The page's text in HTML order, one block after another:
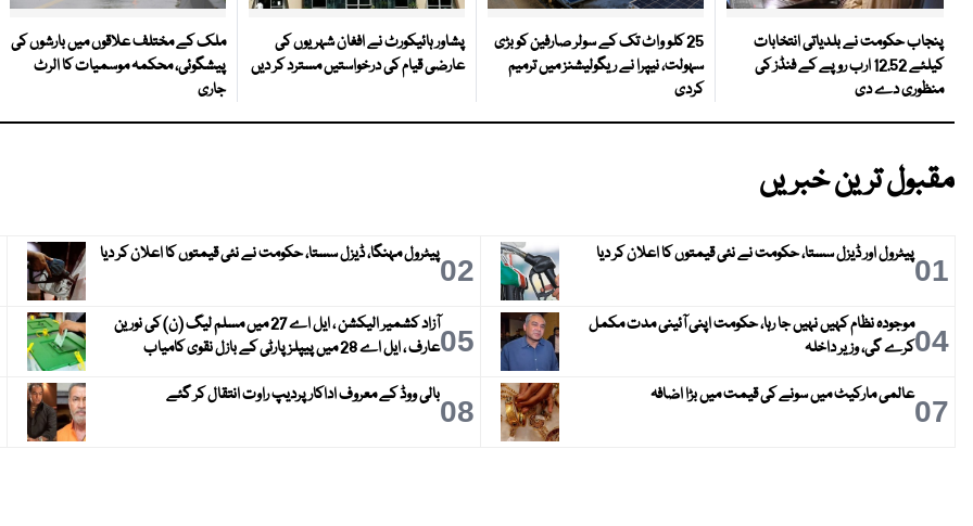
پنجاب حکومت نے بلدیاتی انتخابات
کیلئے 12.52 ارب روپے کے فنڈز کی
منظوری دے دی
25 کلو واٹ تک کے سولر صارفین کو بڑی
سہولت، نیپرا نے ریگولیشنز میں ترمیم
کردی
پشاور ہائیکورٹ نے افغان شہریوں کی
عارضی قیام کی درخواستیں مسترد کر دیں
ملک کے مختلف علاقوں میں بارشوں کی
پیشگوئی، محکمہ موسمیات کا الرٹ
جاری
مقبول ترین خبریں
01پیٹرول اور ڈیزل سستا، حکومت نے نئی قیمتوں کا اعلان کر دیا 02پیٹرول مہنگا، ڈیزل سستا، حکومت نے نئی قیمتوں کا اعلان کر دیا
04موجودہ نظام کہیں نہیں جا رہا، حکومت اپنی آئینی مدت مکمل
کرے گی، وزیر داخلہ
05
آزاد کشمیر الیکشن ، ایل اے 27 میں مسلم لیگ (ن) کی نورین
عارف ، ایل اے 28 میں پیپلز پارٹی کے بازل نقوی کامیاب
07عالمی مارکیٹ میں سونے کی قیمت میں بڑا اضافہ 08بالی ووڈ کے معروف اداکار پردیپ راوت انتقال کر گئے